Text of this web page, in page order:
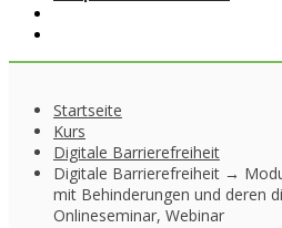
Startseite
Kurs
Digitale Barrierefreiheit
Digitale Barrierefreiheit →
mit Behinderungen und deren
Onlineseminar, Webinar